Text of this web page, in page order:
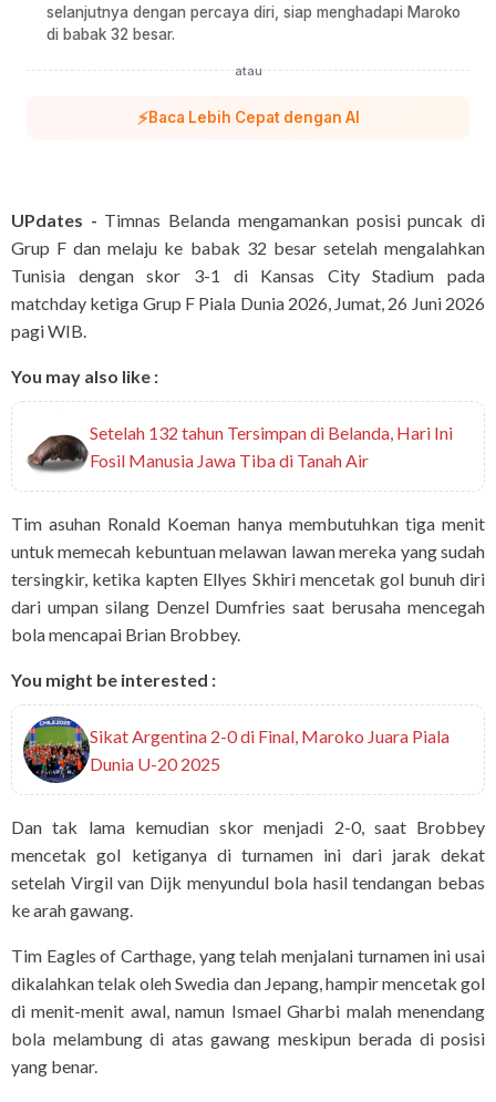
selanjutnya dengan percaya diri, siap menghadapi Maroko
di babak 32 besar.
atau
⚡Baca Lebih Cepat dengan AI
UPdates - Timnas Belanda mengamankan posisi puncak di
Grup F dan melaju ke babak 32 besar setelah mengalahkan
Tunisia dengan skor 3-1 di Kansas City Stadium pada
matchday ketiga Grup F Piala Dunia 2026, Jumat, 26 Juni 2026
pagi WIB.
You may also like :
Setelah 132 tahun Tersimpan di Belanda, Hari Ini
Fosil Manusia Jawa Tiba di Tanah Air
Tim asuhan Ronald Koeman hanya membutuhkan tiga menit
untuk memecah kebuntuan melawan lawan mereka yang sudah
tersingkir, ketika kapten Ellyes Skhiri mencetak gol bunuh diri
dari umpan silang Denzel Dumfries saat berusaha mencegah
bola mencapai Brian Brobbey.
You might be interested :
Sikat Argentina 2-0 di Final, Maroko Juara Piala
Dunia U-20 2025
Dan tak lama kemudian skor menjadi 2-0, saat Brobbey
mencetak gol ketiganya di turnamen ini dari jarak dekat
setelah Virgil van Dijk menyundul bola hasil tendangan bebas
ke arah gawang.
Tim Eagles of Carthage, yang telah menjalani turnamen ini usai
dikalahkan telak oleh Swedia dan Jepang, hampir mencetak gol
di menit-menit awal, namun Ismael Gharbi malah menendang
bola melambung di atas gawang meskipun berada di posisi
yang benar.